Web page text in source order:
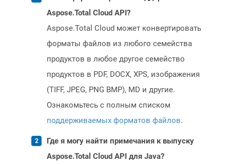
Aspose.Total Cloud API?
Aspose.Total Cloud может конвертировать
форматы файлов из любого семейства
продуктов в любое другое семейство
продуктов в PDF, DOCX, XPS, изображения
(TIFF, JPEG, PNG BMP), MD и другие.
Ознакомьтесь с полным списком
поддерживаемых форматов файлов.
Где я могу найти примечания к выпуску
Aspose.Total Cloud API для Java?